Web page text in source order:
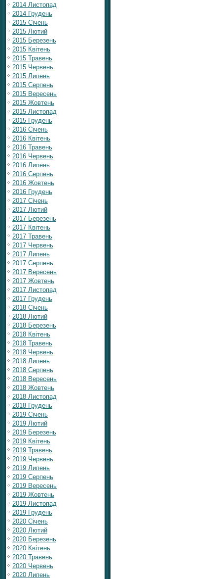
2014 Листопад
2014 Грудень
2015 Січень
2015 Лютий
2015 Березень
2015 Квітень
2015 Травень
2015 Червень
2015 Липень
2015 Серпень
2015 Вересень
2015 Жовтень
2015 Листопад
2015 Грудень
2016 Січень
2016 Квітень
2016 Травень
2016 Червень
2016 Липень
2016 Серпень
2016 Жовтень
2016 Грудень
2017 Січень
2017 Лютий
2017 Березень
2017 Квітень
2017 Травень
2017 Червень
2017 Липень
2017 Серпень
2017 Вересень
2017 Жовтень
2017 Листопад
2017 Грудень
2018 Січень
2018 Лютий
2018 Березень
2018 Квітень
2018 Травень
2018 Червень
2018 Липень
2018 Серпень
2018 Вересень
2018 Жовтень
2018 Листопад
2018 Грудень
2019 Січень
2019 Лютий
2019 Березень
2019 Квітень
2019 Травень
2019 Червень
2019 Липень
2019 Серпень
2019 Вересень
2019 Жовтень
2019 Листопад
2019 Грудень
2020 Січень
2020 Лютий
2020 Березень
2020 Квітень
2020 Травень
2020 Червень
2020 Липень